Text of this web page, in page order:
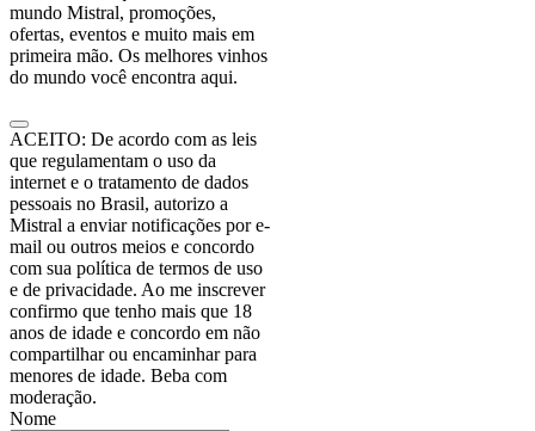
mundo Mistral, promoções,
ofertas, eventos e muito mais em
primeira mão. Os melhores vinhos
do mundo você encontra aqui.
ACEITO: De acordo com as leis
que regulamentam o uso da
internet e o tratamento de dados
pessoais no Brasil, autorizo a
Mistral a enviar notificações por e-
mail ou outros meios e concordo
com sua política de termos de uso
e de privacidade. Ao me inscrever
confirmo que tenho mais que 18
anos de idade e concordo em não
compartilhar ou encaminhar para
menores de idade. Beba com
moderação.
Nome